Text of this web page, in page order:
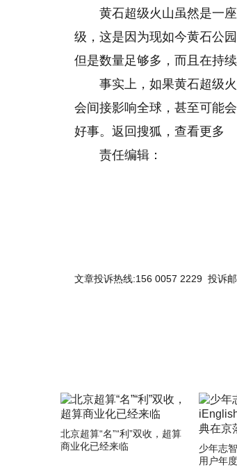
黄石超级火山虽然是一
级，这是因为现如今黄石公
但是数量足够多，而且在持
事实上，如果黄石超级
会间接影响全球，甚至可能
好事。返回搜狐，查看更多
责任编辑：
文章投诉热线:156 0057 2229 投诉
北京超算“名”“利”双收，超算
商业化已经来临
少年志
用户年